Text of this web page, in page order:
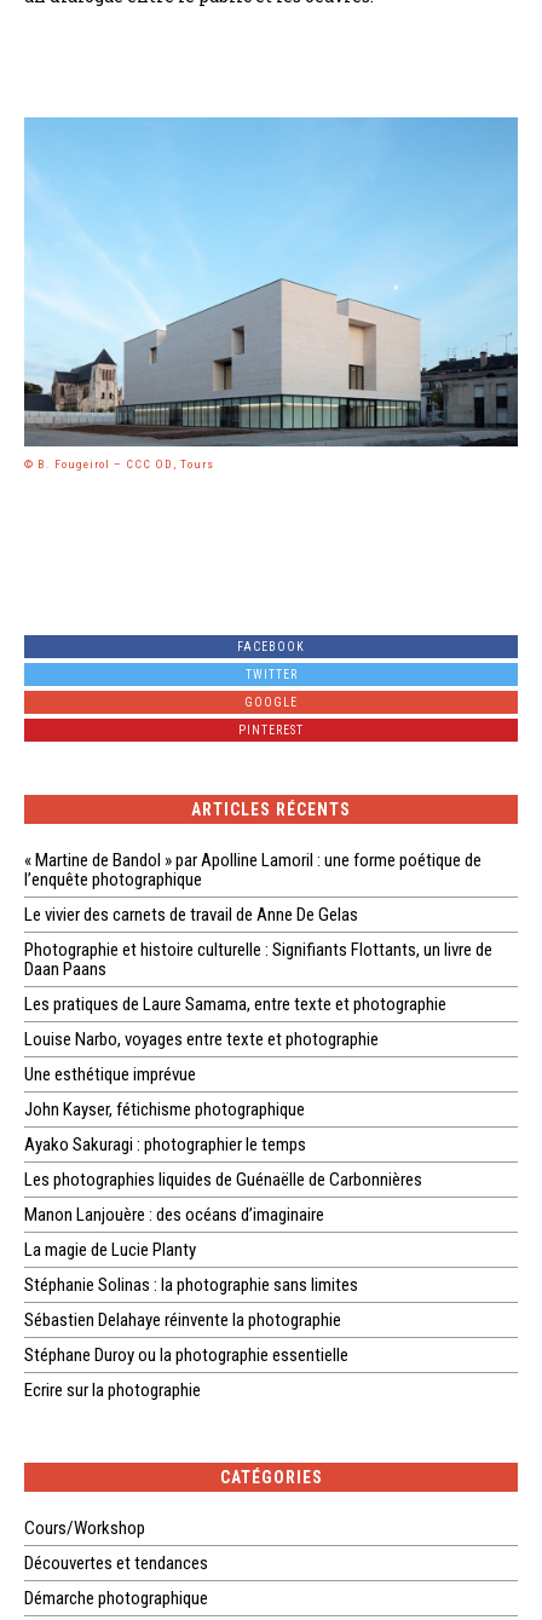
© B. Fougeirol – CCC OD, Tours
FACEBOOK
TWITTER
GOOGLE
PINTEREST
ARTICLES RÉCENTS
« Martine de Bandol » par Apolline Lamoril : une forme poétique de
l’enquête photographique
Le vivier des carnets de travail de Anne De Gelas
Photographie et histoire culturelle : Signifiants Flottants, un livre de
Daan Paans
Les pratiques de Laure Samama, entre texte et photographie
Louise Narbo, voyages entre texte et photographie
Une esthétique imprévue
John Kayser, fétichisme photographique
Ayako Sakuragi : photographier le temps
Les photographies liquides de Guénaëlle de Carbonnières
Manon Lanjouère : des océans d’imaginaire
La magie de Lucie Planty
Stéphanie Solinas : la photographie sans limites
Sébastien Delahaye réinvente la photographie
Stéphane Duroy ou la photographie essentielle
Ecrire sur la photographie
CATÉGORIES
Cours/Workshop
Découvertes et tendances
Démarche photographique